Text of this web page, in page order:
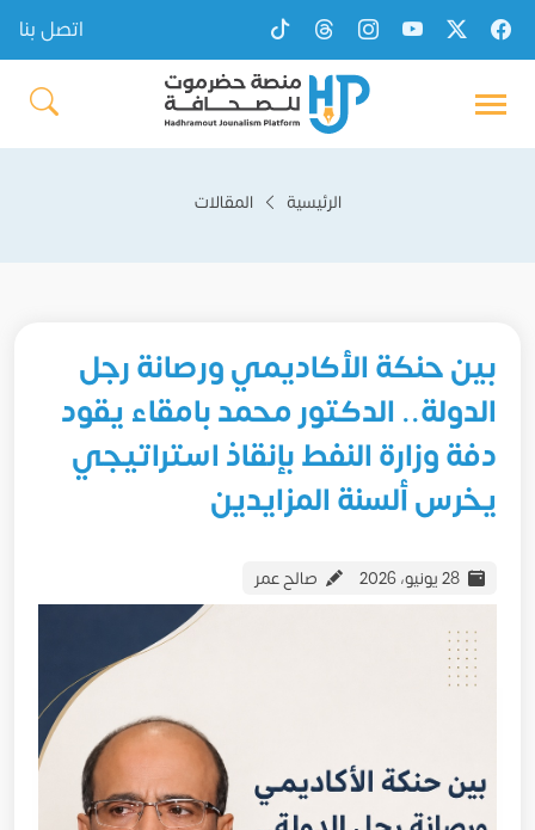
اتصل بنا
الرئيسية المقالات
بين حنكة الأكاديمي ورصانة رجل
الدولة.. الدكتور محمد بامقاء يقود
دفة وزارة النفط بإنقاذ استراتيجي
يخرس ألسنة المزايدين
28 يونيو، 2026 صالح عمر